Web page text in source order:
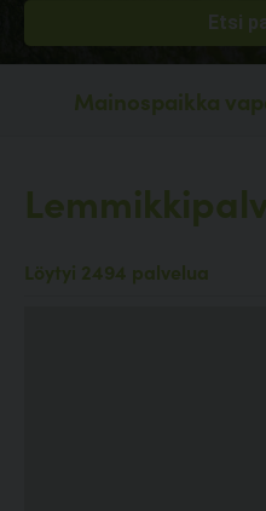
Mainospaikka
Löytyi 2494 palvelua